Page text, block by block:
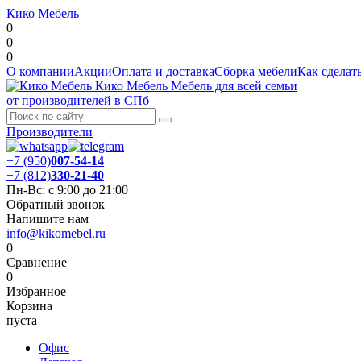
Кико Мебель
0
0
0
О компанииАкцииОплата и доставкаСборка мебелиКак
Кико Мебель Мебель для всей семьи
от производителей в СПб
Производители
+7 (950)007-54-14
+7 (812)330-21-40
Пн-Вс: с 9:00 до 21:00
Обратный звонок
Напишите нам
info@kikomebel.ru
0
Сравнение
0
Избранное
Корзина
пуста
Офис